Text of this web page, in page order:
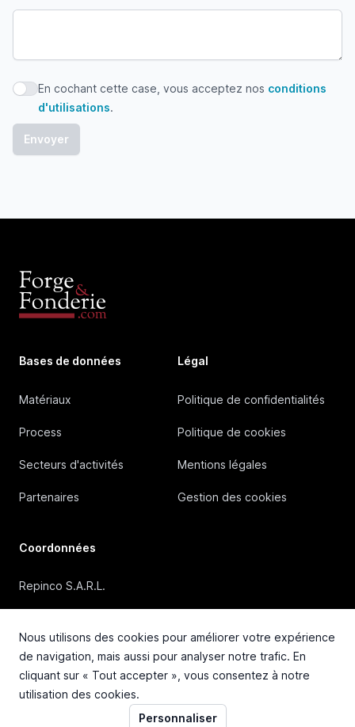
Nous utilisons des cookies pour améliorer votre expérience
de navigation, mais aussi pour analyser notre trafic. En
cliquant sur « Tout accepter », vous consentez à notre
utilisation des cookies.
Personnaliser
En cochant cette case, vous acceptez nos conditions
En cochant cette case, vous acceptez nos conditions
d'utilisations.
Bases de données
Matériaux
Process
Secteurs d'activités
Partenaires
Légal
Politique de confidentialités
Politique de cookies
Mentions légales
Gestion des cookies
Coordonnées
Repinco S.A.R.L.
+33 4 72 36 87 87
contact@repinco.com